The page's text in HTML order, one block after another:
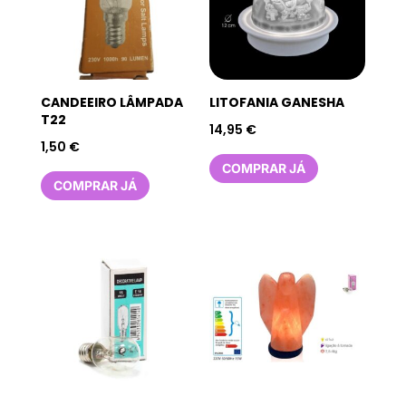
CANDEEIRO LÂMPADA
T22
1,50 €
COMPRAR JÁ
LITOFANIA GANESHA
14,95 €
COMPRAR JÁ